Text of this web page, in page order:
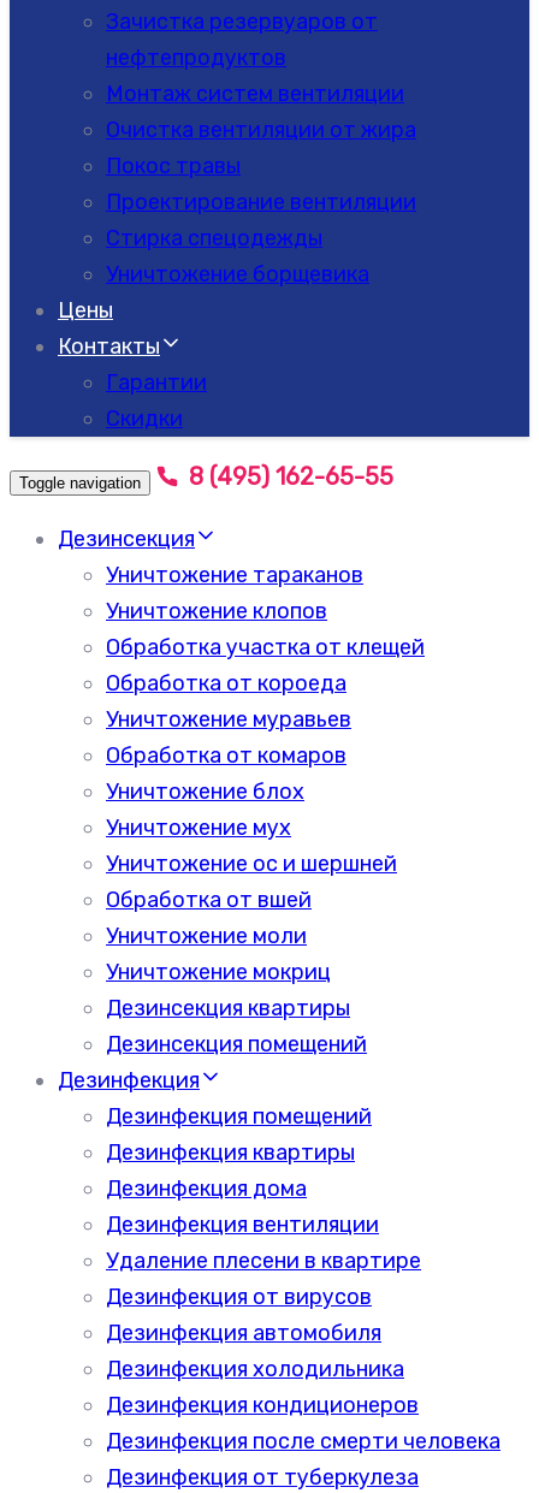
Зачистка резервуаров от
нефтепродуктов
Монтаж систем вентиляции
Очистка вентиляции от жира
Покос травы
Проектирование вентиляции
Стирка спецодежды
Уничтожение борщевика
Цены
Контакты
Гарантии
Скидки
Toggle navigation 8 (495) 162-65-55
Дезинсекция
Уничтожение тараканов
Уничтожение клопов
Обработка участка от клещей
Обработка от короеда
Уничтожение муравьев
Обработка от комаров
Уничтожение блох
Уничтожение мух
Уничтожение ос и шершней
Обработка от вшей
Уничтожение моли
Уничтожение мокриц
Дезинсекция квартиры
Дезинсекция помещений
Дезинфекция
Дезинфекция помещений
Дезинфекция квартиры
Дезинфекция дома
Дезинфекция вентиляции
Удаление плесени в квартире
Дезинфекция от вирусов
Дезинфекция автомобиля
Дезинфекция холодильника
Дезинфекция кондиционеров
Дезинфекция после смерти человека
Дезинфекция от туберкулеза